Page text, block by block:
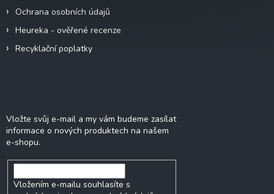
Ochrana osobních údajů
Heureka - ověřené recenze
Recyklační poplatky
Vložte svůj e-mail a my vám budeme zasílat
informace o nových produktech na našem
e-shopu.
Vložením e-mailu souhlasíte s